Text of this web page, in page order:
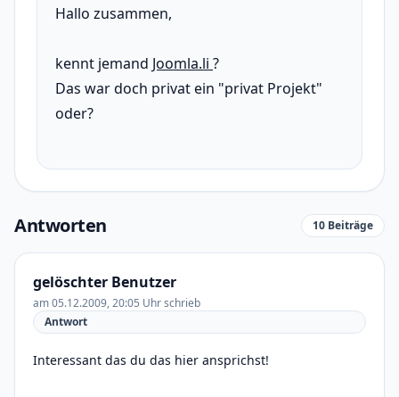
Hallo zusammen,
kennt jemand Joomla.li ?
Das war doch privat ein "privat Projekt"
oder?
Antworten 10 Beiträge
gelöschter Benutzer
am 05.12.2009, 20:05 Uhr schrieb
Antwort
Interessant das du das hier ansprichst!